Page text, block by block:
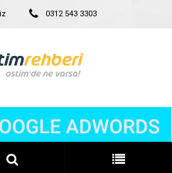
0312 543 3303